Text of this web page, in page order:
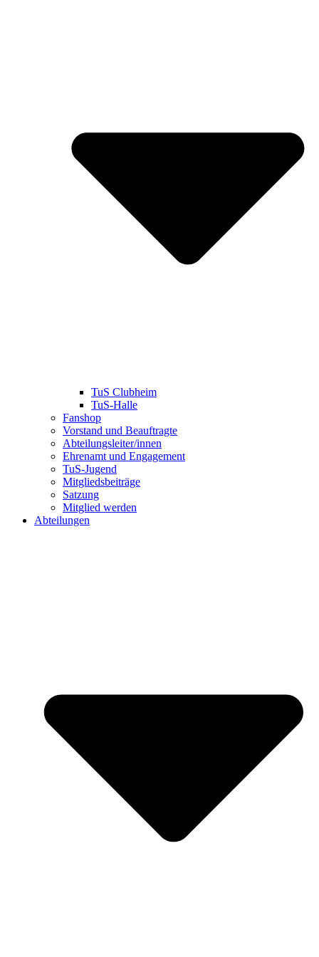
TuS Clubheim
TuS-Halle
Fanshop
Vorstand und Beauftragte
Abteilungsleiter/innen
Ehrenamt und Engagement
TuS-Jugend
Mitgliedsbeiträge
Satzung
Mitglied werden
Abteilungen